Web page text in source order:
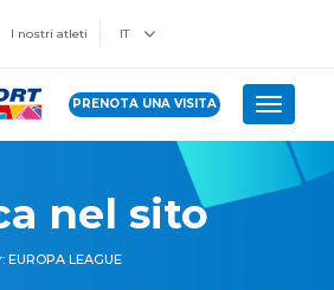
I nostri atleti IT
PRENOTA UNA VISITA Toggle
nel sito
LEAGUE